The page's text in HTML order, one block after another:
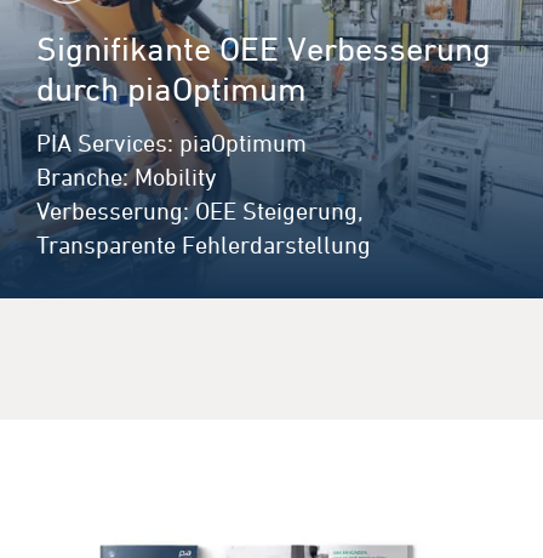
Signifikante OEE Verbesserung
durch piaOptimum
PIA Services: piaOptimum
Branche: Mobility
Verbesserung: OEE Steigerung,
Transparente Fehlerdarstellung